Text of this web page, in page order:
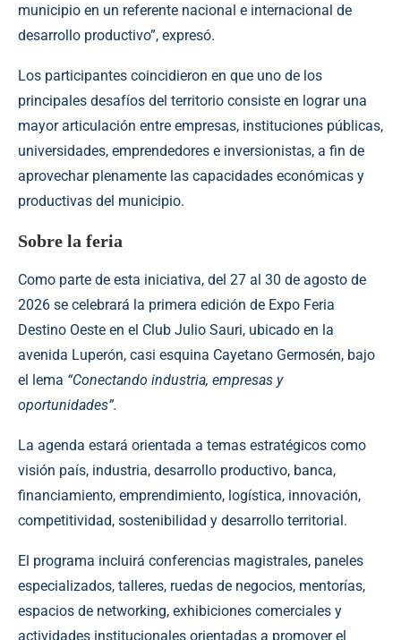
municipio en un referente nacional e internacional de
desarrollo productivo”, expresó.
Los participantes coincidieron en que uno de los
principales desafíos del territorio consiste en lograr una
mayor articulación entre empresas, instituciones públicas,
universidades, emprendedores e inversionistas, a fin de
aprovechar plenamente las capacidades económicas y
productivas del municipio.
Sobre la feria
Como parte de esta iniciativa, del 27 al 30 de agosto de
2026 se celebrará la primera edición de Expo Feria
Destino Oeste en el Club Julio Sauri, ubicado en la
avenida Luperón, casi esquina Cayetano Germosén, bajo
el lema “Conectando industria, empresas y
oportunidades”.
La agenda estará orientada a temas estratégicos como
visión país, industria, desarrollo productivo, banca,
financiamiento, emprendimiento, logística, innovación,
competitividad, sostenibilidad y desarrollo territorial.
El programa incluirá conferencias magistrales, paneles
especializados, talleres, ruedas de negocios, mentorías,
espacios de networking, exhibiciones comerciales y
actividades institucionales orientadas a promover el